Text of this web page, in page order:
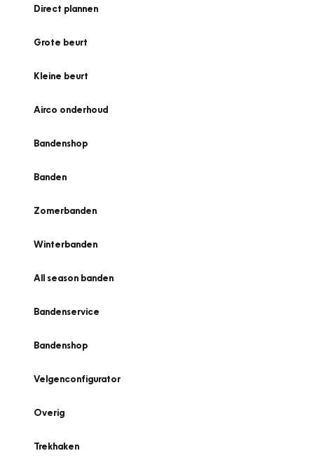
Direct plannen
Grote beurt
Kleine beurt
Airco onderhoud
Bandenshop
Banden
Zomerbanden
Winterbanden
All season banden
Bandenservice
Bandenshop
Velgenconfigurator
Overig
Trekhaken